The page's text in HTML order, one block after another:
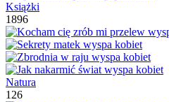
Książki
1896
Natura
126